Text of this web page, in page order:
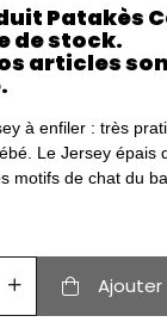
Patakès
de stock.
articles
à enfiler : très
Le Jersey épais
motifs de chat du
Ajouter